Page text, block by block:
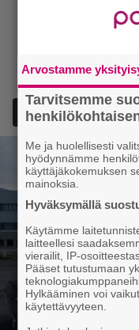
Lisää Episodi
Arvostamme
Tarvitsemme
Me ja huolellisesti
hyödynnämme
käyttäjäkokemuksen
mainoksia.
Hyväksymällä
Käytämme
laitteellesi
vierailit, IP-
Pääset tutustumaan
Hylkääminen voi
käytettävyyteen.